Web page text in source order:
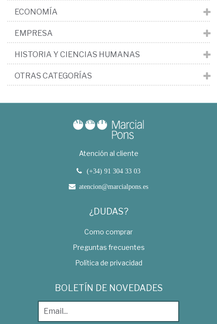
ECONOMÍA
EMPRESA
HISTORIA Y CIENCIAS HUMANAS
OTRAS CATEGORÍAS
Atención al cliente
(+34) 91 304 33 03
atencion@marcialpons.es
¿DUDAS?
Como comprar
Preguntas frecuentes
Política de privacidad
BOLETÍN DE NOVEDADES